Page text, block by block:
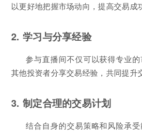
以更好地把握市场动向，提高交易成
2. 学习与分享经验
参与直播间不仅可以获得专业
其他投资者分享交易经验，共同提升
3. 制定合理的交易计划
结合自身的交易策略和风险承